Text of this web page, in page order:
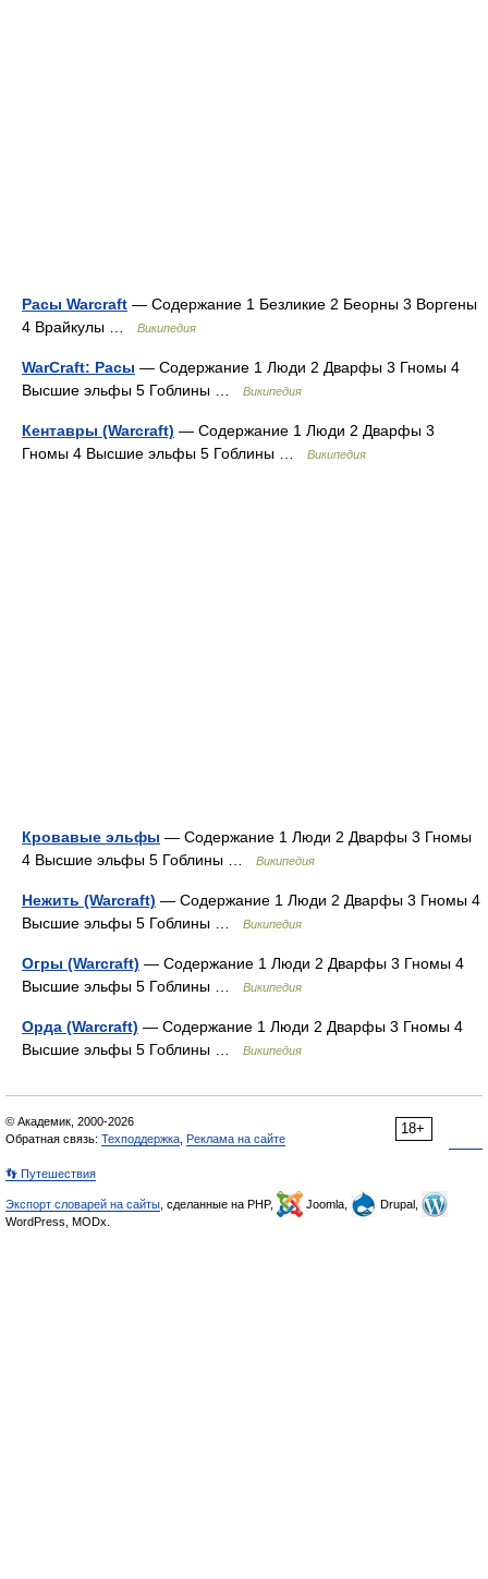
Расы Warcraft — Содержание 1 Безликие 2 Беорны 3 Воргены
4 Врайкулы …
Википедия
WarCraft: Расы — Содержание 1 Люди 2 Дварфы 3 Гномы 4
Высшие эльфы 5 Гоблины …
Википедия
Кентавры (Warcraft) — Содержание 1 Люди 2 Дварфы 3
Гномы 4 Высшие эльфы 5 Гоблины …
Википедия
Кровавые эльфы — Содержание 1 Люди 2 Дварфы 3 Гномы
4 Высшие эльфы 5 Гоблины …
Википедия
Нежить (Warcraft) — Содержание 1 Люди 2 Дварфы 3 Гномы 4
Высшие эльфы 5 Гоблины …
Википедия
Огры (Warcraft) — Содержание 1 Люди 2 Дварфы 3 Гномы 4
Высшие эльфы 5 Гоблины …
Википедия
Орда (Warcraft) — Содержание 1 Люди 2 Дварфы 3 Гномы 4
Высшие эльфы 5 Гоблины …
Википедия
18+
© Академик, 2000-2026
Обратная связь: Техподдержка Реклама на сайте
👣 Путешествия
Экспорт словарей на сайты , сделанные на PHP, Joomla,
Drupal,
WordPress, MODx.